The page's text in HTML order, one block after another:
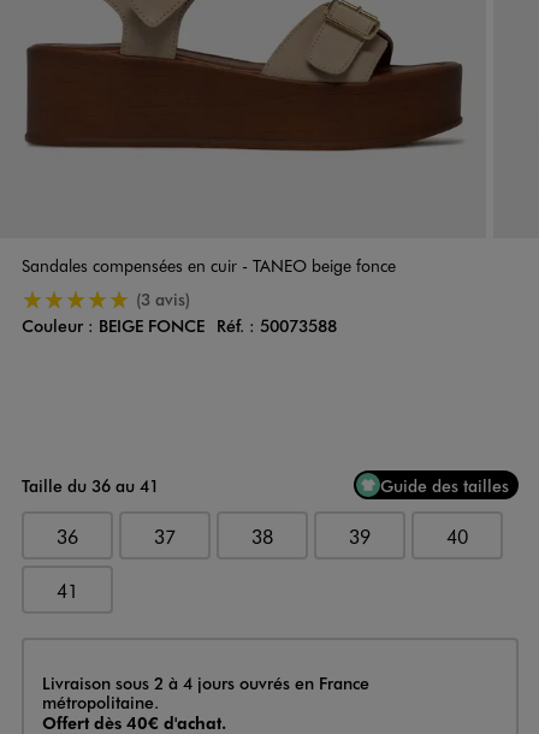
Sandales compensées en cuir - TANEO beige fonce
5/5 de moyenne(3 avis)
Couleur
Couleur : BEIGE FONCE Réf. : 50073588
Taille du 36 au 41 Guide des tailles
36 37 38 39 40
41
Livraison
Livraison sous 2 à 4 jours ouvrés en France
métropolitaine.
Offert dès 40€ d'achat.